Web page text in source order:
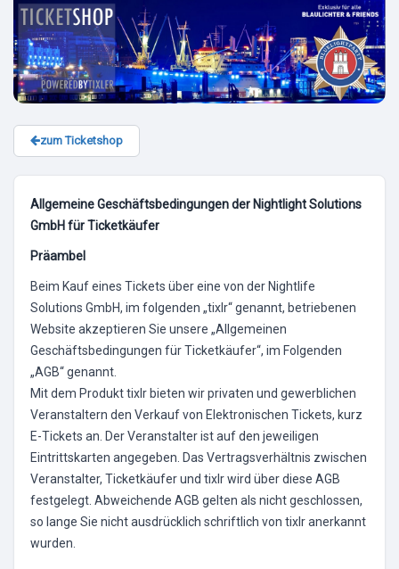
zum Ticketshop
Allgemeine Geschäftsbedingungen der Nightlight Solutions
GmbH für Ticketkäufer
Präambel
Beim Kauf eines Tickets über eine von der Nightlife
Solutions GmbH, im folgenden „tixlr“ genannt, betriebenen
Website akzeptieren Sie unsere „Allgemeinen
Geschäftsbedingungen für Ticketkäufer“, im Folgenden
„AGB“ genannt.
Mit dem Produkt tixlr bieten wir privaten und gewerblichen
Veranstaltern den Verkauf von Elektronischen Tickets, kurz
E-Tickets an. Der Veranstalter ist auf den jeweiligen
Eintrittskarten angegeben. Das Vertragsverhältnis zwischen
Veranstalter, Ticketkäufer und tixlr wird über diese AGB
festgelegt. Abweichende AGB gelten als nicht geschlossen,
so lange Sie nicht ausdrücklich schriftlich von tixlr anerkannt
wurden.